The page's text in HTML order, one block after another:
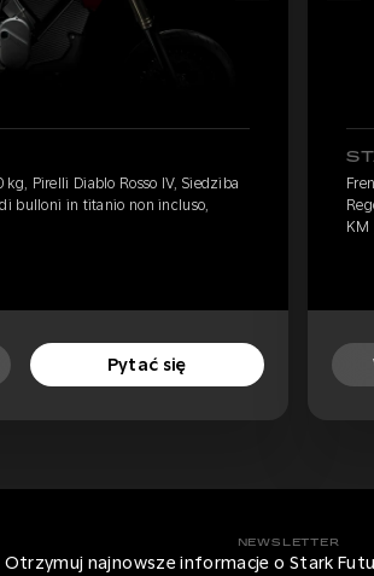
Pirelli Diablo Rosso IV, Siedziba
bulloni in titanio non incluso,
Pytać się
KM
NEWSLETTER
Otrzymuj najnowsze informacje o Stark